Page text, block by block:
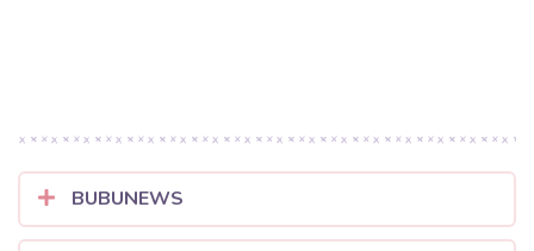
BUBUNEWS